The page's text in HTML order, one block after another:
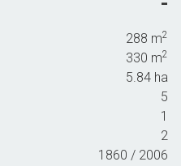
for en salgsvurdering af din ejendom
288 m2
330 m2
5.84 ha
5
1
2
1860 / 2006